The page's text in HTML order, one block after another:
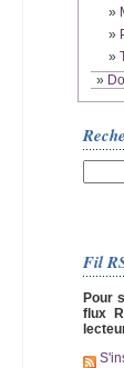
»
»
»
»
Fil
Pour
flux